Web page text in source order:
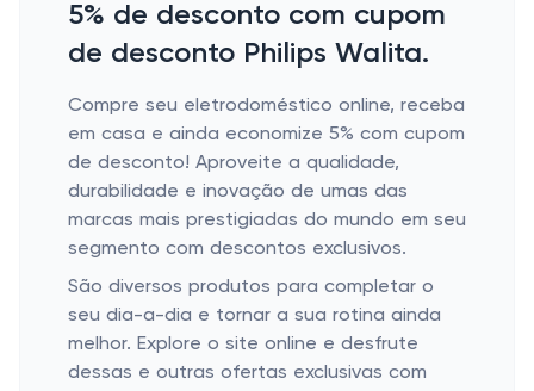
5% de desconto com cupom
de desconto Philips Walita.
Compre seu eletrodoméstico online, receba
em casa e ainda economize 5% com cupom
de desconto! Aproveite a qualidade,
durabilidade e inovação de umas das
marcas mais prestigiadas do mundo em seu
segmento com descontos exclusivos.
São diversos produtos para completar o
seu dia-a-dia e tornar a sua rotina ainda
melhor. Explore o site online e desfrute
dessas e outras ofertas exclusivas com